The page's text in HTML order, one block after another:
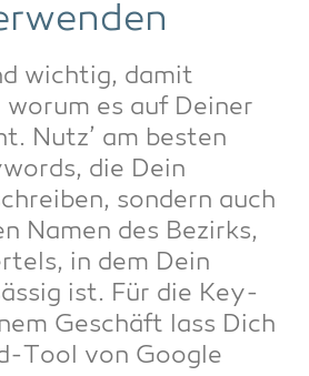
wich­tig, damit
es auf Dei­ner
Nutz’ am bes­ten
die Dein
son­dern auch
Namen des Bezirks,
in dem Dein
ist. Für die Key­
Geschäft lass Dich
Tool von Goog­le